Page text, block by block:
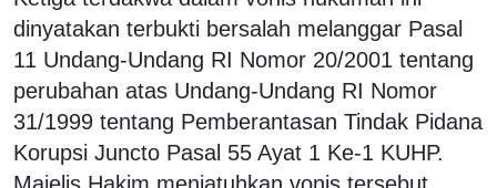
dinyatakan terbukti bersalah melanggar Pasal
11 Undang-Undang RI Nomor 20/2001 tentang
perubahan atas Undang-Undang RI Nomor
31/1999 tentang Pemberantasan Tindak Pidana
Korupsi Juncto Pasal 55 Ayat 1 Ke-1 KUHP.